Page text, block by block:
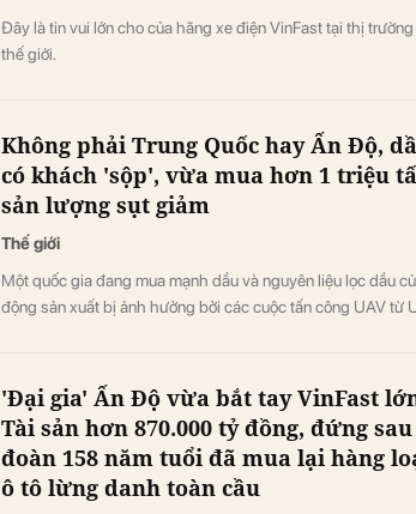
Đây là tin vui lớn cho của hãng xe điện VinFast tại thị
thế giới.
Không phải Trung Quốc hay Ấn Độ,
có khách 'sộp', vừa mua hơn 1 triệu
sản lượng sụt giảm
Thế giới
Một quốc gia đang mua mạnh dầu và nguyên liệu lọc dầu
động sản xuất bị ảnh hưởng bởi các cuộc tấn công UAV từ
'Đại gia' Ấn Độ vừa bắt tay VinFast
Tài sản hơn 870.000 tỷ đồng, đứng
đoàn 158 năm tuổi đã mua lại hàng
ô tô lừng danh toàn cầu